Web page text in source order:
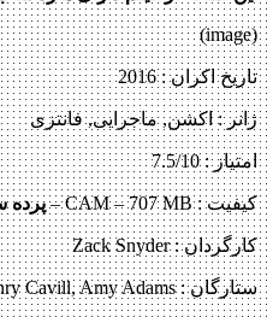
(image)
تاریخ اکران : 2016
ژانر : اکشن, ماجرایی, فانتزی
امتیاز : 7.5/10
کیفیت : CAM – 707 MB – پرده
کارگردان : Zack Snyder
ستارگان : Ben Affleck, Henry Cavill, Amy Adams